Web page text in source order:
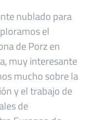
nublado para
el
de Porz en
muy interesante
mucho sobre la
y el trabajo de
de